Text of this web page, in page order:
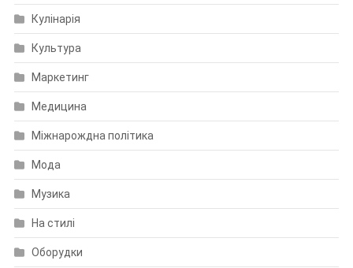
Кулінарія
Культура
Маркетинг
Медицина
Міжнарождна політика
Мода
Музика
На стилі
Оборудки